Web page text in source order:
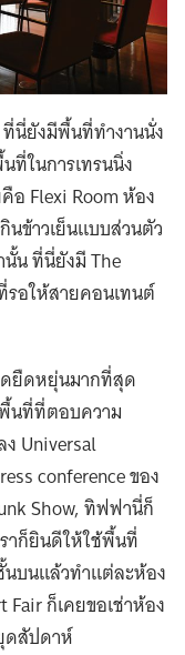
นี่ยังมีพื้นที่ทำงานนั่ง
ที่ในการเทรนนิ่ง
อ Flexi Room ห้อง
นข้าวเย็นแบบส่วนตัว
น ที่นี่ยังมี The
อให้สายคอนเทนต์
ดยืดหยุ่นมากที่สุด
นที่ที่ตอบความ
Universal
conference ของ
Show, ทิฟฟานี่ก็
าก็ยินดีให้ใช้พื้นที่
บนแล้วทำแต่ละห้อง
Fair ก็เคยขอเช่าห้อง
ดสัปดาห์